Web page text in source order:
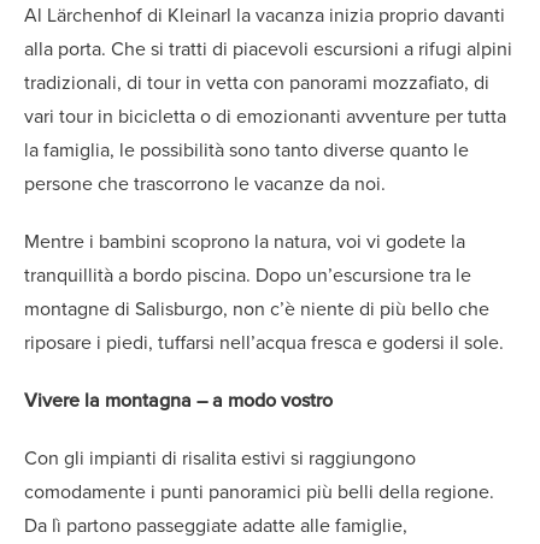
Al Lärchenhof di Kleinarl la vacanza inizia proprio davanti
alla porta. Che si tratti di piacevoli escursioni a rifugi alpini
tradizionali, di tour in vetta con panorami mozzafiato, di
vari tour in bicicletta o di emozionanti avventure per tutta
la famiglia, le possibilità sono tanto diverse quanto le
persone che trascorrono le vacanze da noi.
Mentre i bambini scoprono la natura, voi vi godete la
tranquillità a bordo piscina. Dopo un’escursione tra le
montagne di Salisburgo, non c’è niente di più bello che
riposare i piedi, tuffarsi nell’acqua fresca e godersi il sole.
Vivere la montagna – a modo vostro
Con gli impianti di risalita estivi si raggiungono
comodamente i punti panoramici più belli della regione.
Da lì partono passeggiate adatte alle famiglie,